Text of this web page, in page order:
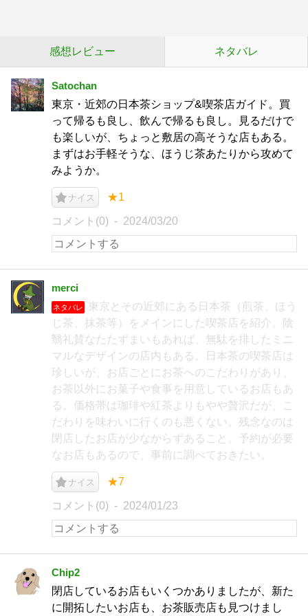
感想レビュー ネタバレ
Satochan
東京・近郊の日本茶ショップ&喫茶店ガイド。買
って帰るも良し、飲んで帰るも良し。見るだけで
も楽しいが、ちょっと敷居の高そうな店もある。
まずはお手軽そうな、ほうじ茶あたりから攻めて
みようか。
ナイス ★1
コメント(0) 2024/03/20
merci
ネタバレ
東京とその近郊にある日本茶（煎茶、ほう
じ茶、抹茶等）をメインにした喫茶店を紹介。陰
翳礼賛なたたずまいもあれば、無駄を排したミニ
マルなデザインの店内もある。日本茶の喫茶店は
珍しいが、お店ごとにお茶へのこだわりがあり、
お茶以外にお菓子や食事を用意しているお店もあ
る。価格帯は珈琲や紅茶よりもやや贅沢だが、こ
だわりを味わいに行くのも悪くない。残念なのは
閉店したお店が少なからずあること。予約が必要
なお店もあるので、事前に調べておきたい。
ナイス ★7
コメント(0) 2024/01/23
Chip2
閉店しているお店もいくつかありましたが、新た
に開拓したいお店も、お茶販売店も見つけまし